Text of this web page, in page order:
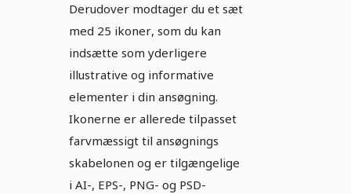
Derudover modtager du et sæt
med 25 ikoner, som du kan
indsætte som yderligere
illustrative og informative
elementer i din ansøgning.
Ikonerne er allerede tilpasset
farvmæssigt til ansøgnings
skabelonen og er tilgængelige
i AI-, EPS-, PNG- og PSD-